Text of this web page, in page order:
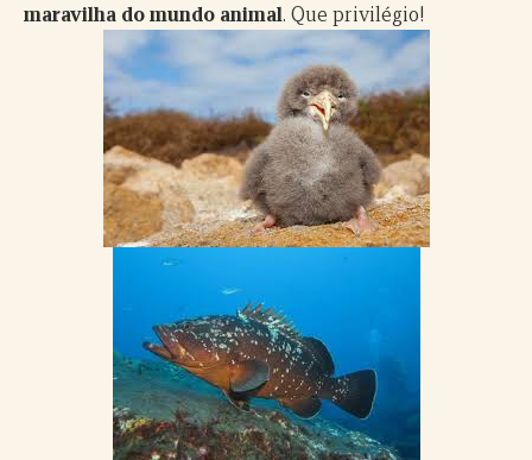
maravilha do mundo animal. Que privilégio!